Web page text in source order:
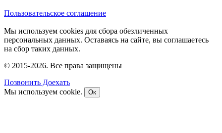
Пользовательское соглашение
Мы используем cookies для сбора обезличенных
персональных данных. Оставаясь на сайте, вы соглашаетесь
на сбор таких данных.
© 2015-2026. Все права защищены
Позвонить Доехать
Мы используем cookie.
Ок